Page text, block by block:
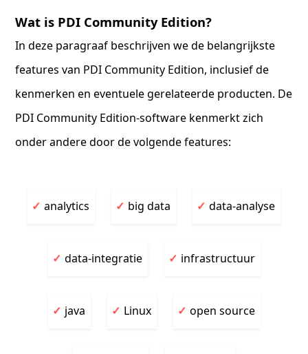
Wat is PDI Community Edition?
In deze paragraaf beschrijven we de belangrijkste
features van PDI Community Edition, inclusief de
kenmerken en eventuele gerelateerde producten. De
PDI Community Edition-software kenmerkt zich
onder andere door de volgende features:
analytics big data data-analyse
data-integratie infrastructuur
java Linux open source